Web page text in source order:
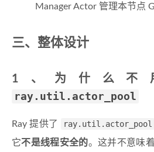
Manager Actor 管理本节点
三、整体设计
1、为什么不
ray.util.actor_pool
Ray 提供了 ray.util.actor_pool
它不是线程安全的。这并不意味